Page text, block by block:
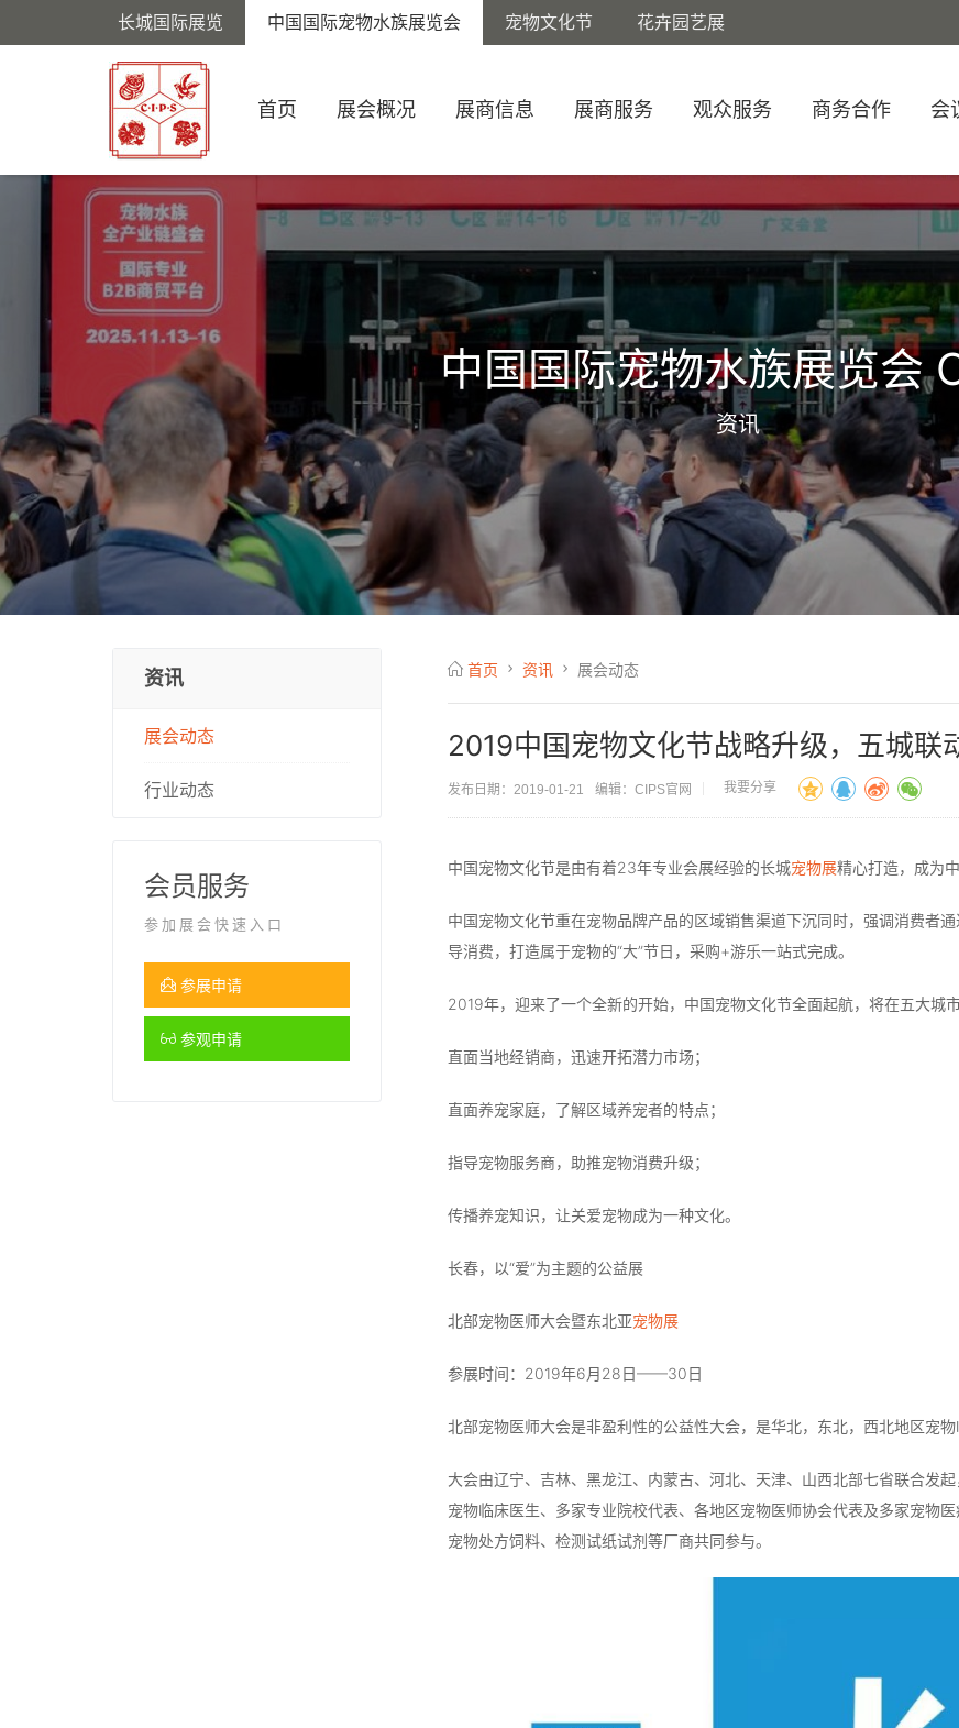
长城国际展览 中国国际宠物水族展览会 宠物文化节 花卉园艺展
首页 展会概况 展商信息 展商服务 观众服务 商务合作 会
中国国际宠物水族展览会
资讯
首页 资讯 展会动态
2019中国宠物文化节战略升级，五城联
发布日期：2019-01-21 编辑：CIPS官网 我要分享
中国宠物文化节是由有着23年专业会展经验的长城宠物展精心打造，成为
中国宠物文化节重在宠物品牌产品的区域销售渠道下沉同时，强调消费者
导消费，打造属于宠物的“大”节日，采购+游乐一站式完成。
2019年，迎来了一个全新的开始，中国宠物文化节全面起航，将在五大城
直面当地经销商，迅速开拓潜力市场；
直面养宠家庭，了解区域养宠者的特点；
指导宠物服务商，助推宠物消费升级；
传播养宠知识，让关爱宠物成为一种文化。
长春，以“爱”为主题的公益展
北部宠物医师大会暨东北亚宠物展
参展时间：2019年6月28日——30日
北部宠物医师大会是非盈利性的公益性大会，是华北，东北，西北地区宠物
大会由辽宁、吉林、黑龙江、内蒙古、河北、天津、山西北部七省联合发起
宠物临床医生、多家专业院校代表、各地区宠物医师协会代表及多家宠物
宠物处方饲料、检测试纸试剂等厂商共同参与。
资讯
展会动态
行业动态
会员服务
参加展会快速入口
参展申请
参观申请